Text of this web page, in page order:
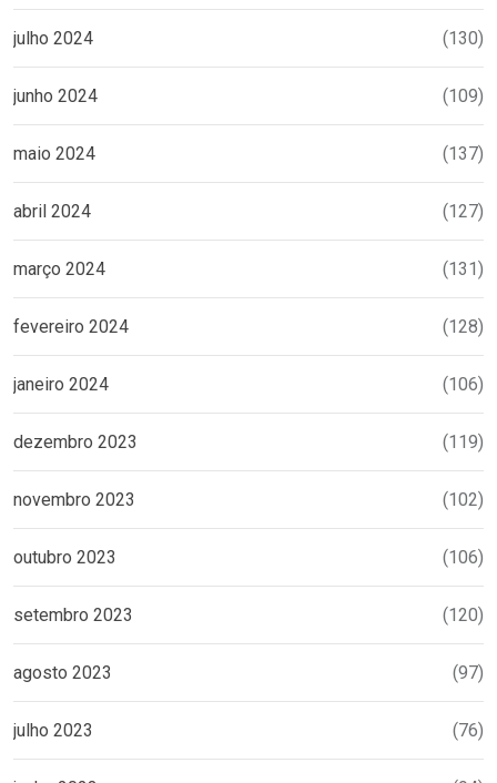
julho 2024 (130)
junho 2024 (109)
maio 2024 (137)
abril 2024 (127)
março 2024 (131)
fevereiro 2024 (128)
janeiro 2024 (106)
dezembro 2023 (119)
novembro 2023 (102)
outubro 2023 (106)
setembro 2023 (120)
agosto 2023 (97)
julho 2023 (76)